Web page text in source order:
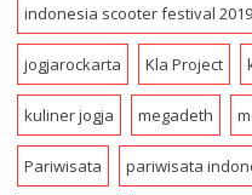
indonesia scooter festival 2019
jogjarockarta Kla Project
kuliner jogja megadeth
Pariwisata pariwisata